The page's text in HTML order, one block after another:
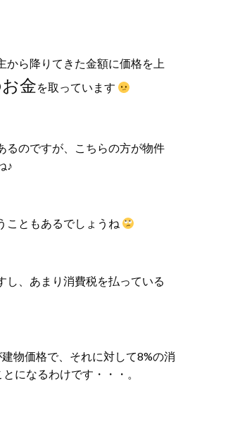
から降りてきた金額に価格を上
金を取っています
るのですが、こちらの方が物件
♪
こともあるでしょうね
し、あまり消費税を払っている
物価格で、それに対して8%の消
になるわけです・・・。